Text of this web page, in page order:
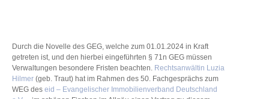
Durch die Novelle des GEG, welche zum 01.01.2024 in Kraft
getreten ist, und den hierbei eingeführten § 71n GEG müssen
Verwaltungen besondere Fristen beachten. Rechtsanwältin Luzia
Hilmer (geb. Traut) hat im Rahmen des 50. Fachgesprächs zum
WEG des eid – Evangelischer Immobilienverband Deutschland